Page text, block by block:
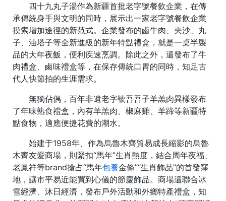
四十九丸子湯作為新疆首批老字號餐飲企業，在傳
承傳統身手與文明的同時，展示出一家老字號餐飲企業
摸索增加途徑的新范式。企業發布的鹵牛肉、夾沙、丸
子、油塔子等全新進級的新年特點禮盒，就是一桌半製
品的大年夜飯，便利疾速烹調。除此之外，還發布了牛
肉禮盒、鹵味禮盒等，在保存傳統口胃的同時，知足古
代人快節拍的生涯需求。
無獨佔偶，百年非遺老字號吾吾子羊羔肉異樣發布
了年味熟食禮盒，內有羊羔肉、椒麻雞、羊蹄等新疆特
點食物，適應便捷花費的潮水。
始建于1958年、作為烏魯木齊貿易成長縮影的烏魯
木齊友愛商場，則緊扣“馬年”生肖熱度，結合周年夜福、
老鳳祥等brand搶占“馬年包養金條”“生肖飾品”的首發窪
地，讓市平易近能買到心儀的節慶飾品。商場還聯合冰
雪經濟、沐日經濟，發布戶外活動和外鄉特產禮盒，知